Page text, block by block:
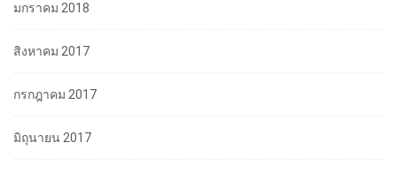
มกราคม 2018
สิงหาคม 2017
กรกฎาคม 2017
มิถุนายน 2017